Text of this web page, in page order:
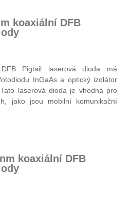
koaxiální DFB
Pigtail laserová dioda má
InGaAs a optický izolátor
laserová dioda je vhodná pro
jako jsou mobilní komunikační
koaxiální DFB